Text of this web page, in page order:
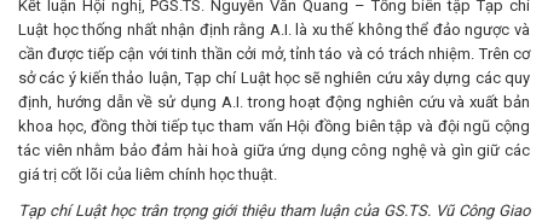
Kết luận Hội nghị, PGS.TS. Nguyễn Văn Quang – Tổng biên tập Tạp chí
Luật học thống nhất nhận định rằng A.I. là xu thế không thể đảo ngược và
cần được tiếp cận với tinh thần cởi mở, tỉnh táo và có trách nhiệm. Trên cơ
sở các ý kiến thảo luận, Tạp chí Luật học sẽ nghiên cứu xây dựng các quy
định, hướng dẫn về sử dụng A.I. trong hoạt động nghiên cứu và xuất bản
khoa học, đồng thời tiếp tục tham vấn Hội đồng biên tập và đội ngũ cộng
tác viên nhằm bảo đảm hài hoà giữa ứng dụng công nghệ và gìn giữ các
giá trị cốt lõi của liêm chính học thuật.
Tạp chí Luật học trân trọng giới thiệu tham luận của GS.TS. Vũ Công Giao